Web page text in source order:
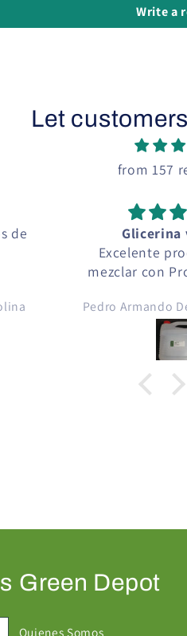
Write a
Let
from 157
de
Glicerina
Excelente
mezclar con
para cigarro
crear líquidos
electrónico, gracias Green
Green Depot
Quienes Somos